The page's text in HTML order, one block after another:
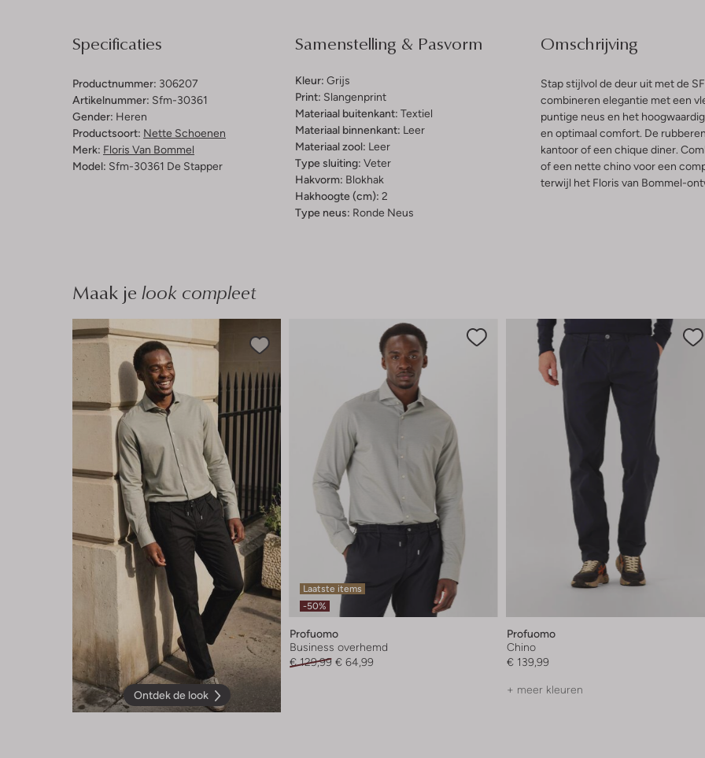
Specificaties
Productnummer: 306207
Artikelnummer: Sfm-30361
Gender: Heren
Productsoort: Nette Schoenen
Merk: Floris Van Bommel
Model: Sfm-30361 De Stapper
Samenstelling & Pasvorm
Kleur: Grijs
Print: Slangenprint
Materiaal buitenkant: Textiel
Materiaal binnenkant: Leer
Materiaal zool: Leer
Type sluiting: Veter
Hakvorm: Blokhak
Hakhoogte (cm): 2
Type neus: Ronde Neus
Omschrijving
Stap stijlvol de deur uit met de
combineren elegantie met een
puntige neus en het
en optimaal comfort. De
kantoor of een chique diner.
of een nette chino voor een
terwijl het Floris van Bommel-
Maak je look compleet
Ontdek de look
Laatste items
-50%
Profuomo
Business overhemd
€ 129,99 € 64,99
Profuomo
Chino
€ 139,99
+ meer kleuren